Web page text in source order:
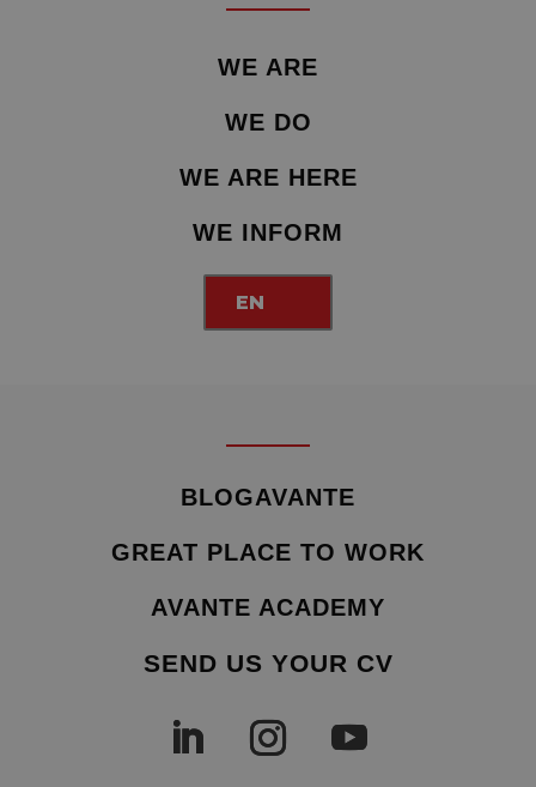
WE ARE
WE DO
WE ARE HERE
WE INFORM
EN
BLOGAVANTE
GREAT PLACE TO WORK
AVANTE ACADEMY
SEND US YOUR CV